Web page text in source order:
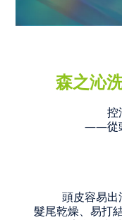
森之沁
控
——從
頭皮容易出
髮尾乾燥、易打